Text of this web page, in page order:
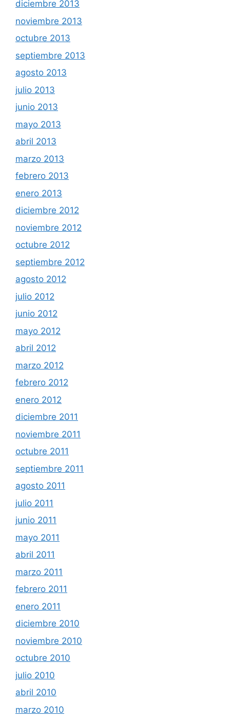
diciembre 2013
noviembre 2013
octubre 2013
septiembre 2013
agosto 2013
julio 2013
junio 2013
mayo 2013
abril 2013
marzo 2013
febrero 2013
enero 2013
diciembre 2012
noviembre 2012
octubre 2012
septiembre 2012
agosto 2012
julio 2012
junio 2012
mayo 2012
abril 2012
marzo 2012
febrero 2012
enero 2012
diciembre 2011
noviembre 2011
octubre 2011
septiembre 2011
agosto 2011
julio 2011
junio 2011
mayo 2011
abril 2011
marzo 2011
febrero 2011
enero 2011
diciembre 2010
noviembre 2010
octubre 2010
julio 2010
abril 2010
marzo 2010